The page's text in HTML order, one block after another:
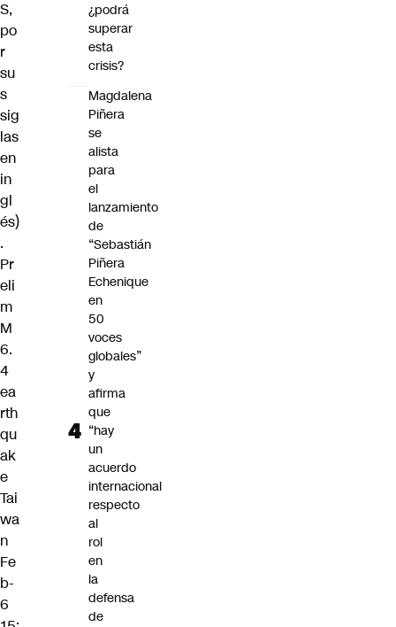
S,
po
r
su
s
sig
las
en
in
gl
és)
.
Pr
eli
m
M
6.
4
ea
rth
qu
ak
e
Tai
wa
n
Fe
b-
6
¿podrá
superar
esta
crisis?
Magdalena
Piñera
se
alista
para
el
lanzamiento
de
“Sebastián
Piñera
Echenique
en
50
voces
globales”
y
afirma
que
“hay
un
acuerdo
internacional
respecto
al
rol
en
la
defensa
de